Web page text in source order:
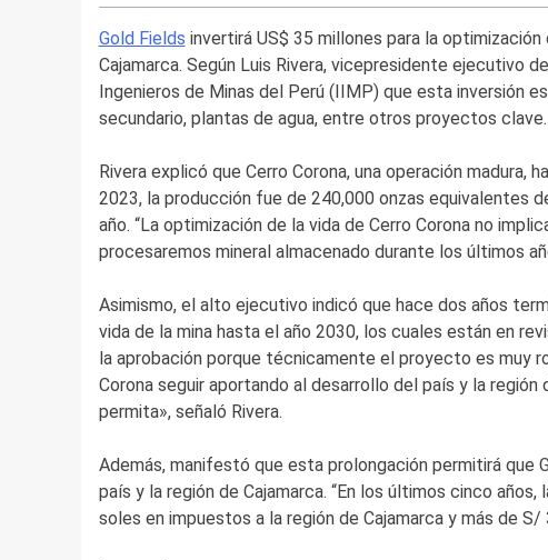
Gold Fields invertirá US$ 35 millones para la
Cajamarca. Según Luis Rivera, vicepresidente ejecutivo
Ingenieros de Minas del Perú (IIMP) que esta inversión
secundario, plantas de agua, entre otros proyectos clave.
Rivera explicó que Cerro Corona, una operación madura,
2023, la producción fue de 240,000 onzas equivalentes
año. “La optimización de la vida de Cerro Corona no
procesaremos mineral almacenado durante los últimos
Asimismo, el alto ejecutivo indicó que hace dos años
vida de la mina hasta el año 2030, los cuales están en
la aprobación porque técnicamente el proyecto es muy
Corona seguir aportando al desarrollo del país y la región
permita», señaló Rivera.
Además, manifestó que esta prolongación permitirá que
país y la región de Cajamarca. “En los últimos cinco
soles en impuestos a la región de Cajamarca y más de